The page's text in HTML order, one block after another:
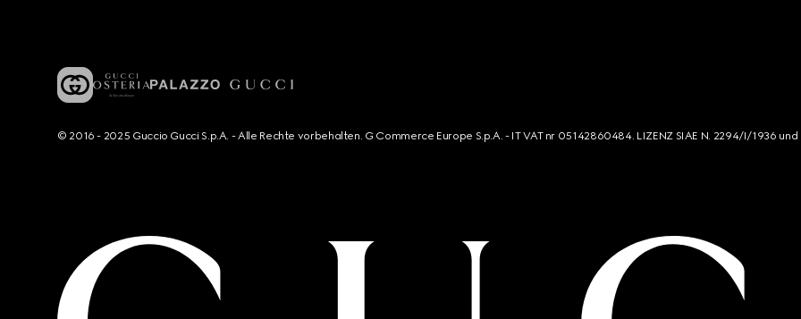
© 2016 - 2025 Guccio Gucci S.p.A. - Alle Rechte vorbehalten. G Commerce Europe S.p.A. - IT VAT nr 05142860484. LIZENZ SIAE N. 2294/I/1936